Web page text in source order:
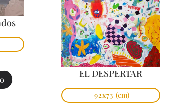
EL DESPERTAR
92x73 (cm)